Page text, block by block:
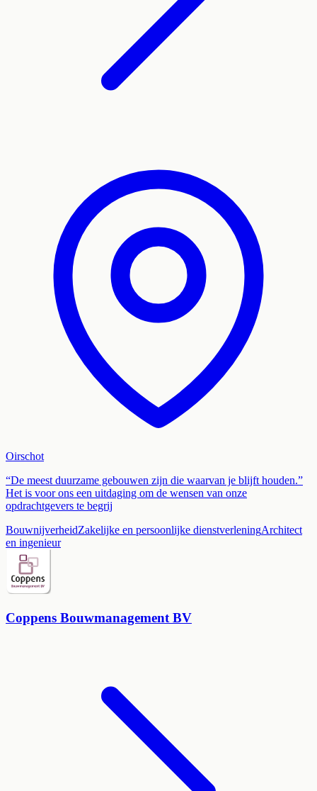
Oirschot
“De meest duurzame gebouwen zijn die waarvan je blijft houden.”
Het is voor ons een uitdaging om de wensen van onze
opdrachtgevers te begrij
BouwnijverheidZakelijke en persoonlijke dienstverleningArchitect
en ingenieur
Coppens Bouwmanagement BV